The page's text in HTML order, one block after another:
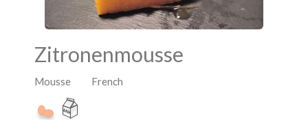
Zitronenmousse
Mousse French